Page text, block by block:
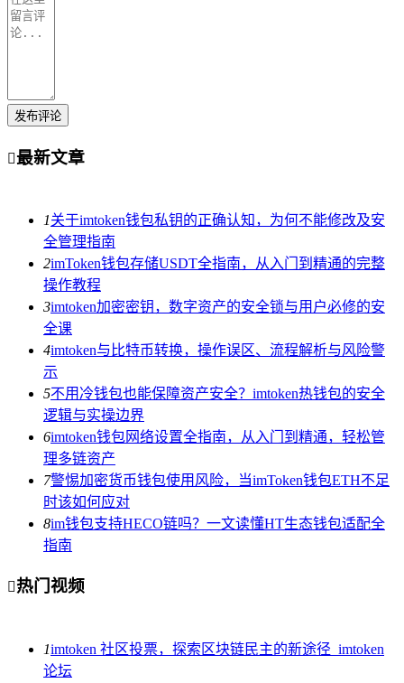
发布评论
最新文章
1关于imtoken钱包私钥的正确认知，为何不能修改及安
全管理指南
2imToken钱包存储USDT全指南，从入门到精通的完整
操作教程
3imtoken加密密钥，数字资产的安全锁与用户必修的安
全课
4imtoken与比特币转换，操作误区、流程解析与风险警
示
5不用冷钱包也能保障资产安全？imtoken热钱包的安全
逻辑与实操边界
6imtoken钱包网络设置全指南，从入门到精通，轻松管
理多链资产
7警惕加密货币钱包使用风险，当imToken钱包ETH不足
时该如何应对
8im钱包支持HECO链吗？一文读懂HT生态钱包适配全
指南
热门视频
1imtoken 社区投票，探索区块链民主的新途径_imtoken
论坛